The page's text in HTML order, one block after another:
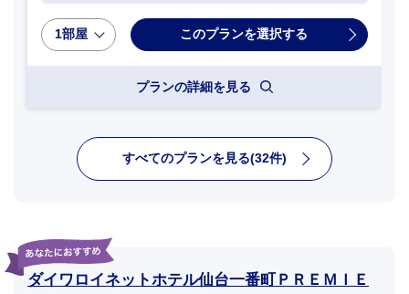
1部屋
プランの詳細を見る
すべてのプランを見る(32件)
ダイワロイネットホテル仙台一番町ＰＲＥＭＩＥ